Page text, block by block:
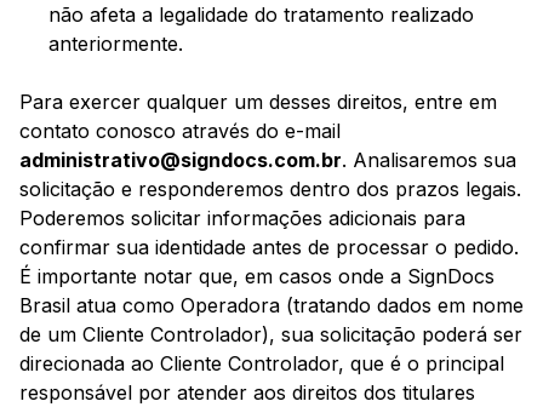
não afeta a legalidade do tratamento realizado
anteriormente.
Para exercer qualquer um desses direitos, entre em
contato conosco através do e-mail
administrativo@signdocs.com.br. Analisaremos sua
solicitação e responderemos dentro dos prazos legais.
Poderemos solicitar informações adicionais para
confirmar sua identidade antes de processar o pedido.
É importante notar que, em casos onde a SignDocs
Brasil atua como Operadora (tratando dados em nome
de um Cliente Controlador), sua solicitação poderá ser
direcionada ao Cliente Controlador, que é o principal
responsável por atender aos direitos dos titulares